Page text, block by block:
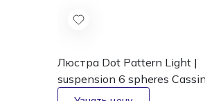
Люстра Dot Pattern Light |
suspension 6 spheres